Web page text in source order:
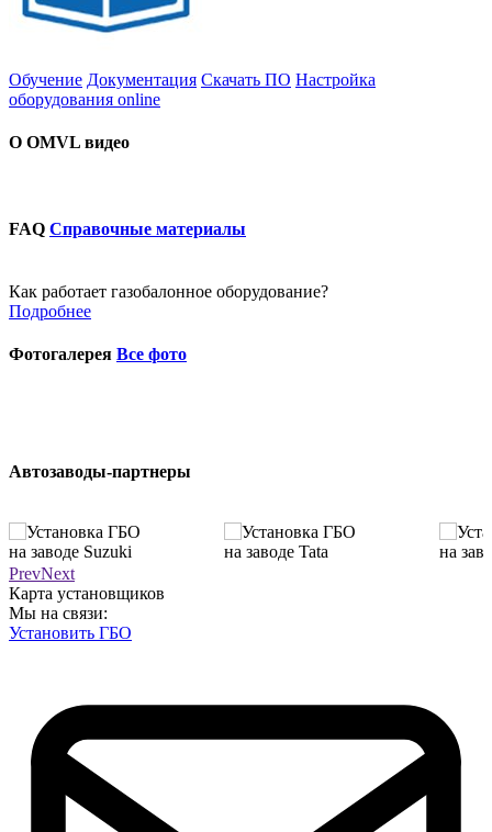
Обучение Документация Скачать ПО Настройка
оборудования online
О OMVL видео
FAQ Справочные материалы
Как работает газобалонное оборудование?
Подробнее
Фотогалерея Все фото
Автозаводы-партнеры
PrevNext
Карта установщиков
Мы на связи:
Установить ГБО